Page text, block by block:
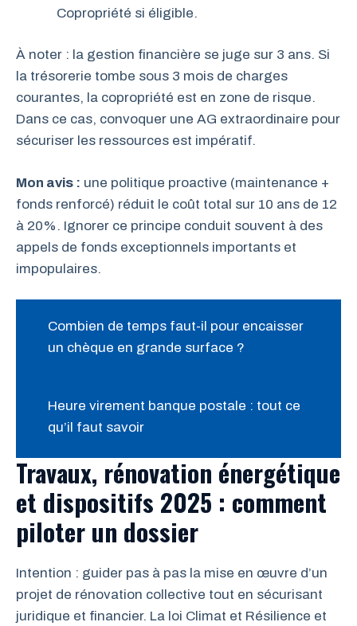
Copropriété si éligible.
À noter : la gestion financière se juge sur 3 ans. Si
la trésorerie tombe sous 3 mois de charges
courantes, la copropriété est en zone de risque.
Dans ce cas, convoquer une AG extraordinaire pour
sécuriser les ressources est impératif.
Mon avis : une politique proactive (maintenance +
fonds renforcé) réduit le coût total sur 10 ans de 12
à 20%. Ignorer ce principe conduit souvent à des
appels de fonds exceptionnels importants et
impopulaires.
Combien de temps faut-il pour encaisser
un chèque en grande surface ?
Heure virement banque postale : tout ce
qu’il faut savoir
Travaux, rénovation énergétique
et dispositifs 2025 : comment
piloter un dossier
Intention : guider pas à pas la mise en œuvre d’un
projet de rénovation collective tout en sécurisant
juridique et financier. La loi Climat et Résilience et